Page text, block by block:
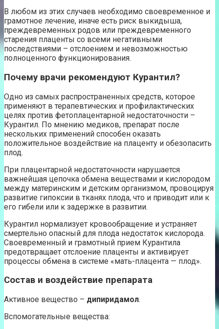
В любом из этих случаев необходимо своевременное и
грамотное лечение, иначе есть риск выкидыша,
преждевременных родов или преждевременного
старения плаценты со всеми негативными
последствиями – отслоением и невозможностью
полноценного функционирования.
Почему врачи рекомендуют Курантил?
Одно из самых распространенных средств, которое
применяют в терапевтических и профилактических
целях против фетоплацентарной недостаточности –
Курантил. По мнению медиков, препарат после
нескольких применений способен оказать
положительное воздействие на плаценту и обезопасить
плод.
При плацентарной недостаточности нарушается
важнейшая цепочка обмена веществами и кислородом
между материнским и детским организмом, провоцируя
развитие гипоксии в тканях плода, что и приводит или к
его гибели или к задержке в развитии.
Курантил нормализует кровообращение и устраняет
смертельно опасный для плода недостаток кислорода.
Своевременный и грамотный прием Курантила
предотвращает отслоение плаценты и активирует
процессы обмена в системе «мать-плацента — плод».
Состав и воздействие препарата
Активное вещество – дипиридамол.
Вспомогательные вещества: